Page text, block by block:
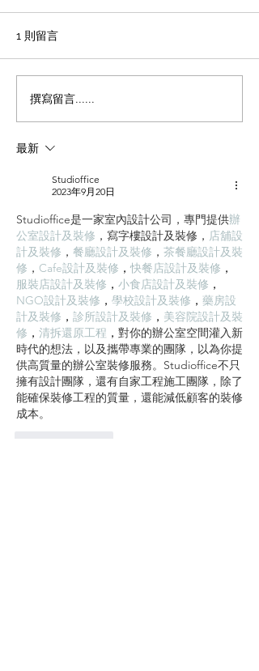
office裝修輕磚的主要功能
1、重量輕：絕對乾容重500-
土的1/4，粘土磚的1/3，空心
磚的1/2。它類似於木頭，可
的綜合成本。 2、耐火性：耐
材料。...
1 則留言
撰寫留言......
最新
Studioffice
2023年9月20日
Studioffice是一家室內設計公司，專門提供辦
公室設計及裝修 ， 寫字樓設計及裝修 ， 店舖設
計及裝修 ， 餐廳設計及裝修 ， 茶餐廳設計及裝
修 ， Cafe設計及裝修 ， 快餐店設計及裝修 ，
服裝店設計及裝修 ， 小食店設計及裝修 ，
NGO設計及裝修 ， 學校設計及裝修 ， 藥房設
計及裝修 ， 診所設計及裝修 ， 美容院設計及裝
修 ， 清拆還原工程 ， 對你的辦公室空間灌入新
時代的想法，以及攜帶專業的團隊，以為你提
供高質量的辦公室裝修服務。Studioffice不只
擁有設計團隊，還有自家工程施工團隊，除了
能確保裝修工程的質量，還能減低顧客的裝修
成本。